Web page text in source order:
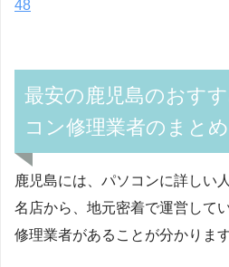
48
最安の鹿児島のおす
コン修理業者のまとめ
鹿児島には、パソコンに詳しい
名店から、地元密着で運営して
修理業者があることが分かります